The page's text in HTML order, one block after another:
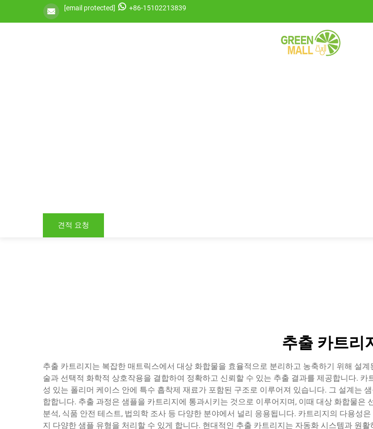
[email protected] +86-15102213839
견적 요청
추출 카트리
추출 카트리지는 복잡한 매트릭스에서 대상 화합물을 효율적으로 분리하고 농축하기 위해 설
술과 선택적 화학적 상호작용을 결합하여 정확하고 신뢰할 수 있는 추출 결과를 제공합니다.
성 있는 폴리머 케이스 안에 특수 흡착제 재료가 포함된 구조로 이루어져 있습니다. 그 설계는
합합니다. 추출 과정은 샘플을 카트리지에 통과시키는 것으로 이루어지며, 이때 대상 화합물은
분석, 식품 안전 테스트, 법의학 조사 등 다양한 분야에서 널리 응용됩니다. 카트리지의 다용성
지 다양한 샘플 유형을 처리할 수 있게 합니다. 현대적인 추출 카트리지는 자동화 시스템과 원